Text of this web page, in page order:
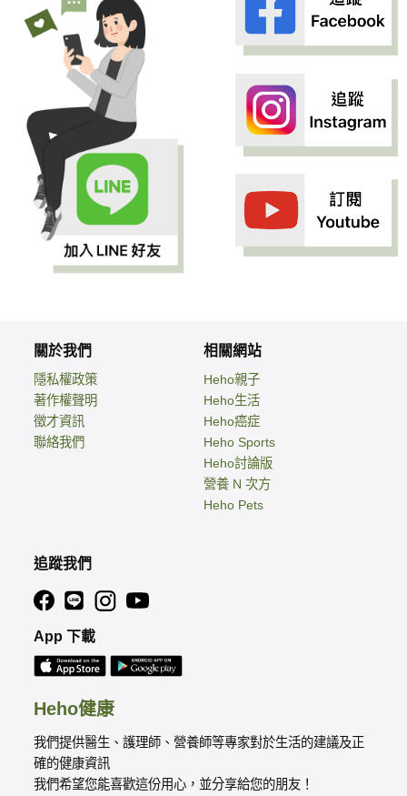
Heho健康
我們提供醫生、護理師、營養師等專家對於生活的建議及正
確的健康資訊
我們希望您能喜歡這份用心，並分享給您的朋友！
關於我們
隱私權政策
著作權聲明
徵才資訊
聯絡我們
相關網站
Heho親子
Heho生活
Heho癌症
Heho Sports
Heho討論版
營養 N 次方
Heho Pets
追蹤我們
App 下載